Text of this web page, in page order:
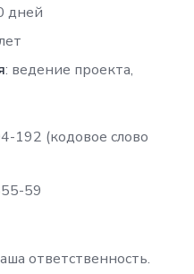
дней
: ведение проекта,
192 (кодовое слово
59
ответственность.